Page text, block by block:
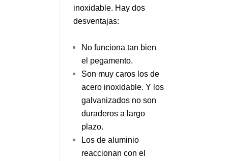
inoxidable. Hay dos
desventajas:
No funciona tan bien
el pegamento.
Son muy caros los de
acero inoxidable. Y los
galvanizados no son
duraderos a largo
plazo.
Los de aluminio
reaccionan con el